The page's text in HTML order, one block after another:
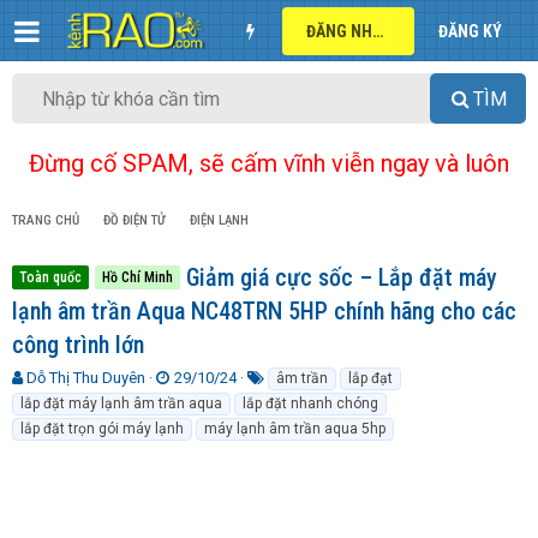
ĐĂNG NHẬP ĐĂNG KÝ
TÌM
Đừng cố SPAM, sẽ cấm vĩnh viễn ngay và luôn
TRANG CHỦ ĐỒ ĐIỆN TỬ ĐIỆN LẠNH
Toàn quốc Hồ Chí Minh
Giảm giá cực sốc – Lắp đặt máy
lạnh âm trần Aqua NC48TRN 5HP chính hãng cho các
công trình lớn
T
h
r
e
Dỗ Thị Thu Duyên
N
g
à
y
29/10/24
ừ
k
h
âm trần
lắp đạt
lắp đặt máy lạnh âm trần aqua
lắp đặt nhanh chóng
lắp đặt trọn gói máy lạnh
máy lạnh âm trần aqua 5hp